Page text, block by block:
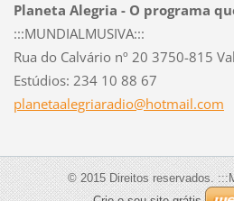
Planeta Alegria - O programa
:::MUNDIALMUSIVA:::
Rua do Calvário nº 20 3750-815
Estúdios: 234 10 88 67
planetaalegriaradio@hotmail.com
© 2015 Direitos reservados.